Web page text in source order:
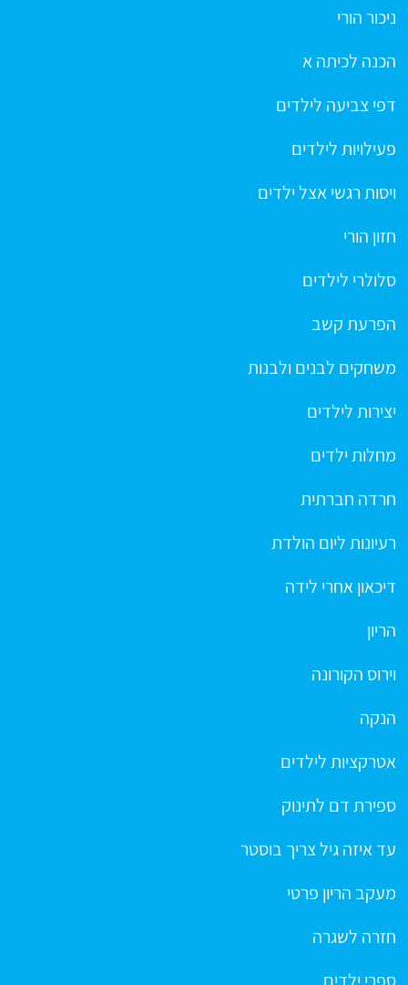
ניכור הורי
הכנה לכיתה א
דפי צביעה לילדים
פעילויות לילדים
ויסות רגשי אצל ילדים
חזון הורי
סלולרי לילדים
הפרעת קשב
משחקים לבנים ולבנות
יצירות לילדים
מחלות ילדים
חרדה חברתית
רעיונות ליום הולדת
דיכאון אחרי לידה
הריון
וירוס הקורונה
הנקה
אטרקציות לילדים
ספירת דם לתינוק
עד איזה גיל צריך בוסטר
מעקב הריון פרטי
חזרה לשגרה